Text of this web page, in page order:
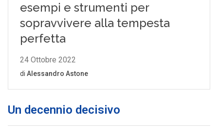
Un decennio decisivo